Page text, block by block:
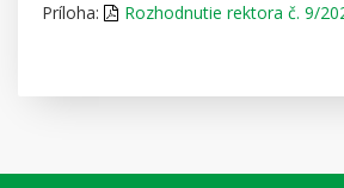
Príloha:
Rozhodnutie rektora č. 9/